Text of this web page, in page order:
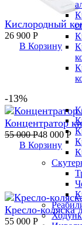
Кислородный
26 900 Р
В Корзину
-13%
Концентратор
55 000Р48 000Р
В Корзину
Кресло-
55 000 Р